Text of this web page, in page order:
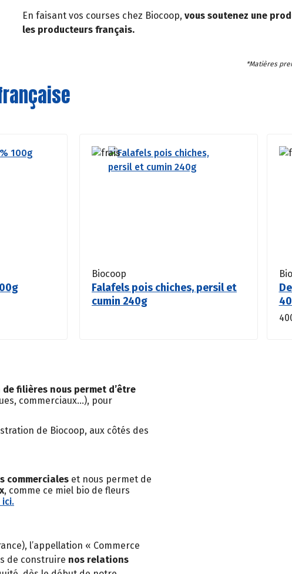
En faisant vos courses chez Biocoop, vous soutenez une
les producteurs français.
*Matières
Biocoop
Falafels pois chiches, persil et
cumin 240g
filières nous permet d’être
commerciaux…), pour
de Biocoop, aux côtés des
commerciales et nous permet de
, comme ce miel bio de fleurs
ici.
l’appellation « Commerce
de construire nos relations